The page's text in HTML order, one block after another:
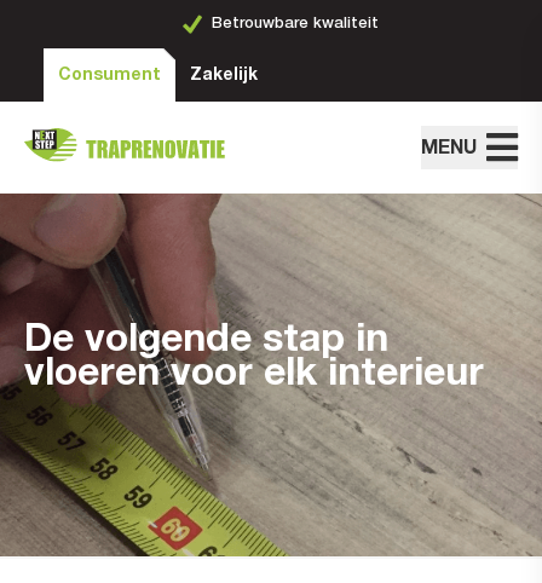
Consument Zakelijk
Betrouwbare kwaliteit
MENU
De volgende stap in
vloeren voor elk interieur